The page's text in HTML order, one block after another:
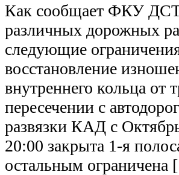
Как сообщает ФКУ
различных дорожных
следующие
восстановление
внутреннего кольца от
пересечении с
развязки КАД с
20:00 закрыта 1-я
остальным